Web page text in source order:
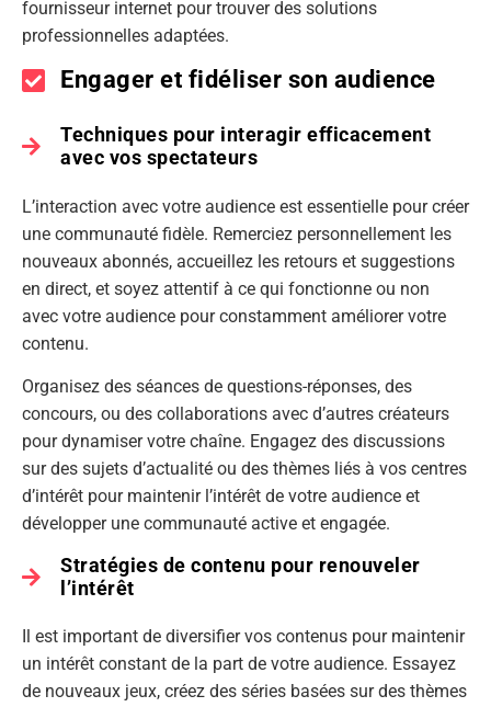
fournisseur internet pour trouver des solutions
professionnelles adaptées.
Engager et fidéliser son audience
Techniques pour interagir efficacement
avec vos spectateurs
L’interaction avec votre audience est essentielle pour créer
une communauté fidèle. Remerciez personnellement les
nouveaux abonnés, accueillez les retours et suggestions
en direct, et soyez attentif à ce qui fonctionne ou non
avec votre audience pour constamment améliorer votre
contenu.
Organisez des séances de questions-réponses, des
concours, ou des collaborations avec d’autres créateurs
pour dynamiser votre chaîne. Engagez des discussions
sur des sujets d’actualité ou des thèmes liés à vos centres
d’intérêt pour maintenir l’intérêt de votre audience et
développer une communauté active et engagée.
Stratégies de contenu pour renouveler
l’intérêt
Il est important de diversifier vos contenus pour maintenir
un intérêt constant de la part de votre audience. Essayez
de nouveaux jeux, créez des séries basées sur des thèmes